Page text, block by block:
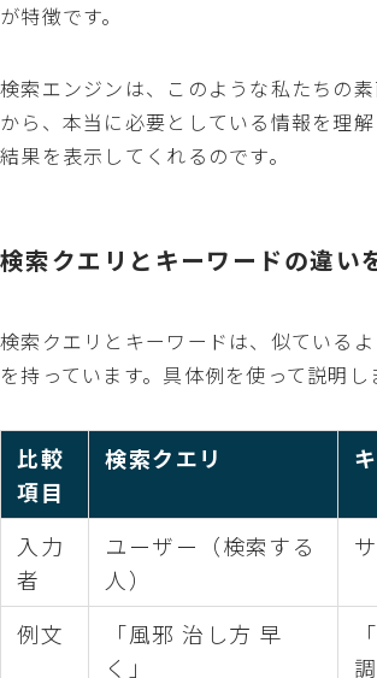
が特徴です。
検索エンジンは、このような私たちの
から、本当に必要としている情報を理
結果を表示してくれるのです。
検索クエリとキーワードの違い
検索クエリとキーワードは、似ている
を持っています。具体例を使って説明し
比較
項目
検索クエリ
入力
者
ユーザー（検索する
人）
例文
「風邪 治し方 早
く」